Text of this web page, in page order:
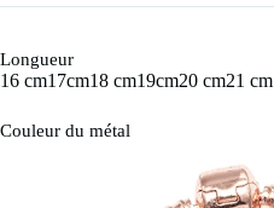
Longueur
16 cm17cm18 cm19cm20 cm21 cm
Couleur du métal